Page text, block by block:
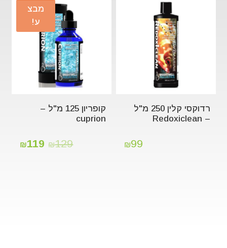
רדוקסי קלין 250 מ"ל
– Redoxiclean
₪99
מבצ
ע!
קופריון 125 מ"ל –
cuprion
₪129
₪119